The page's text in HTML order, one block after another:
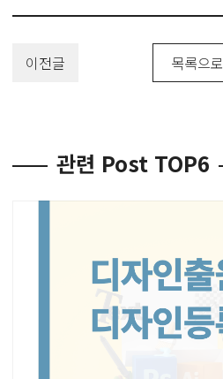
이전글 목록으로
관련 Post TOP6